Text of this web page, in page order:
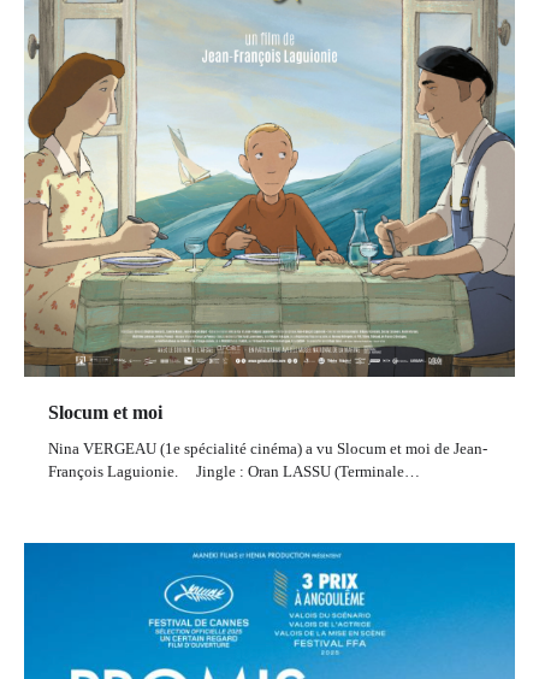
Slocum et moi
Nina VERGEAU (1e spécialité cinéma) a vu Slocum et moi de Jean-
François Laguionie. Jingle : Oran LASSU (Terminale…